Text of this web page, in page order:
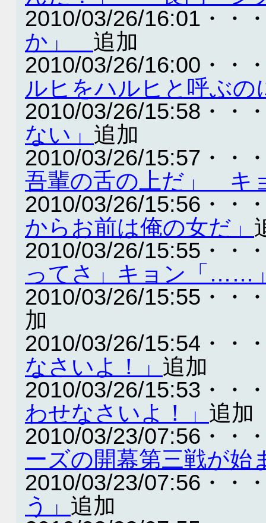
2010/03/26/16:01・・
か」 追加
2010/03/26/16:00・・
ルヒをハルヒと呼ぶの
2010/03/26/15:58・・
ない」 追加
2010/03/26/15:57・・
吾輩の舌の上だ」
2010/03/26/15:56・・
からお前は俺の女だ」
2010/03/26/15:55・・
ってさ」キョン「……
2010/03/26/15:55・・
加
2010/03/26/15:54・・
なさいよ！」 追加
2010/03/26/15:53・・
わせなさいよ！」 追加
2010/03/23/07:56・・
ーズの開幕第三戦が始
2010/03/23/07:56・・
う」 追加